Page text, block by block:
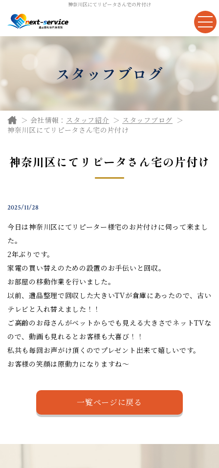
神奈川区にてリピータさん宅の片付け
スタッフブログ
会社情報： スタッフ紹介
スタッフブログ
神奈川区にてリピータさん宅の片付け
神奈川区にてリピータさん宅の片付け
2025/11/28
今日は神奈川区にてリピーター様宅のお片付けに伺って来まし
た。
2年ぶりです。
家電の買い替えのための設置のお手伝いと回収。
お部屋の移動作業を行いました。
以前、遺品整理で回収した大きいTVが倉庫にあったので、古い
テレビと入れ替えました！！
ご高齢のお母さんがベットからでも見える大きさでネットTVな
ので、動画も見れるとお客様も大喜び！！
私共も毎回お声がけ頂くのでプレゼント出来て嬉しいです。
お客様の笑顔は原動力になりますね～
一覧ページに戻る